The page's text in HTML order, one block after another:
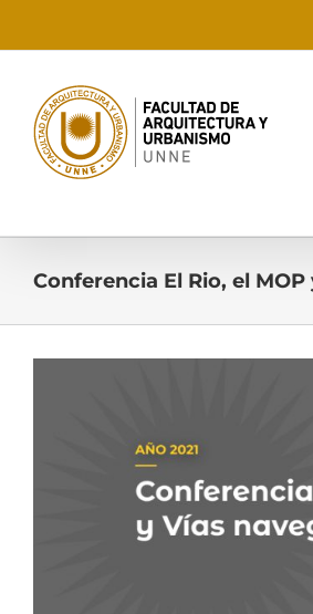
Conferencia El Rio, el